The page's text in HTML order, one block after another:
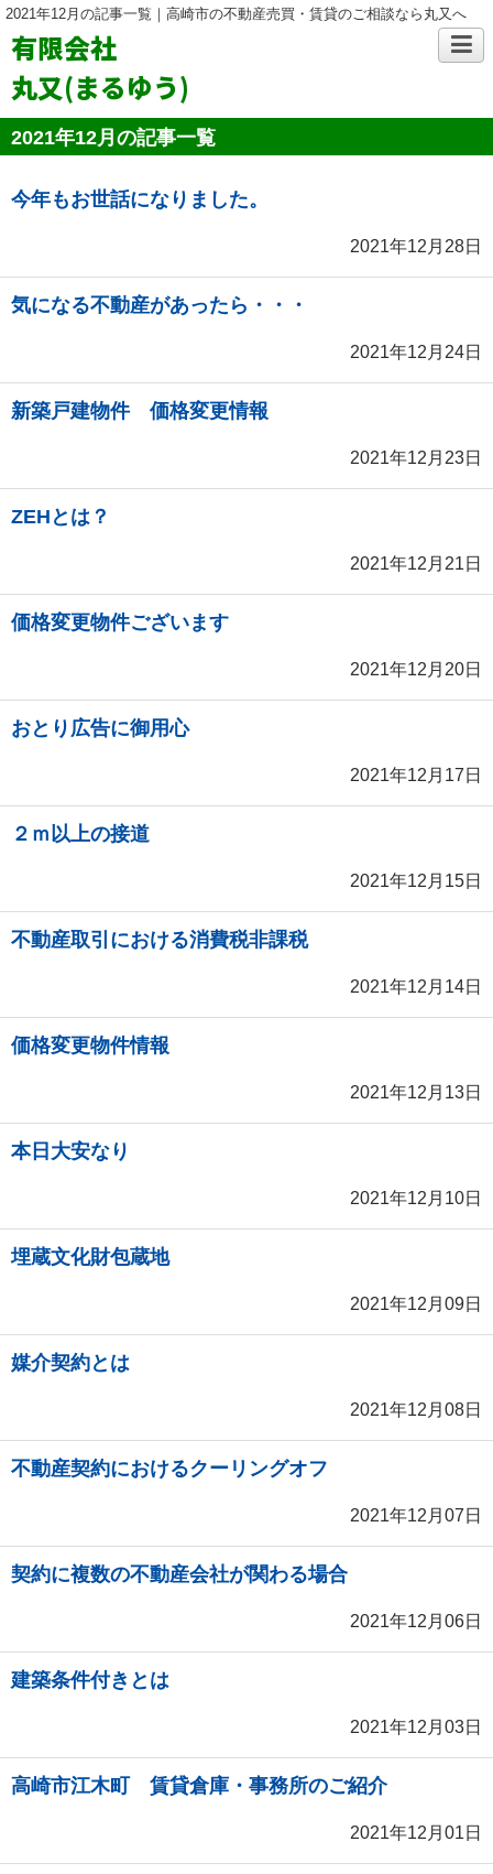
2021年12月の記事一覧｜高崎市の不動産売買・賃貸のご相談なら丸又へ
有限会社
丸又(まるゆう)
2021年12月の記事一覧
今年もお世話になりました。
2021年12月28日
気になる不動産があったら・・・
2021年12月24日
新築戸建物件 価格変更情報
2021年12月23日
ZEHとは？
2021年12月21日
価格変更物件ございます
2021年12月20日
おとり広告に御用心
2021年12月17日
２ｍ以上の接道
2021年12月15日
不動産取引における消費税非課税
2021年12月14日
価格変更物件情報
2021年12月13日
本日大安なり
2021年12月10日
埋蔵文化財包蔵地
2021年12月09日
媒介契約とは
2021年12月08日
不動産契約におけるクーリングオフ
2021年12月07日
契約に複数の不動産会社が関わる場合
2021年12月06日
建築条件付きとは
2021年12月03日
高崎市江木町 賃貸倉庫・事務所のご紹介
2021年12月01日